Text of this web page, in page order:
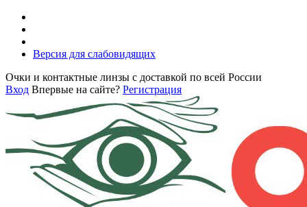
Версия для слабовидящих
Очки и контактные линзы с доставкой по всей России
Вход Впервые на сайте? Регистрация